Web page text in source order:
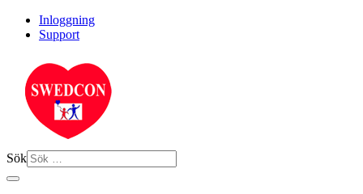
Inloggning
Support
Sök